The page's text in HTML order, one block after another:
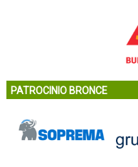
PATROCINIO BRONCE